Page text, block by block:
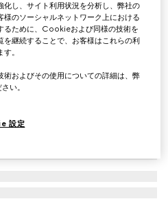
2枚セット
ム
し、サイト利用状況を分析し、弊社の
のソーシャルネットワーク上における
るために、Cookieおよび同様の技術を
継続することで、お客様はこれらの利
。
およびその使用についての詳細は、弊
い。
設定